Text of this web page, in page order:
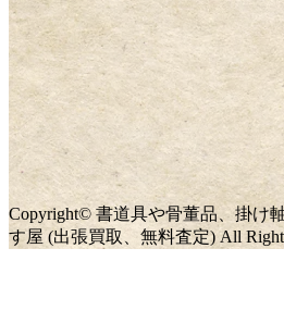
Copyright© 書道具や骨董品、掛け
す屋 (出張買取、無料査定) All